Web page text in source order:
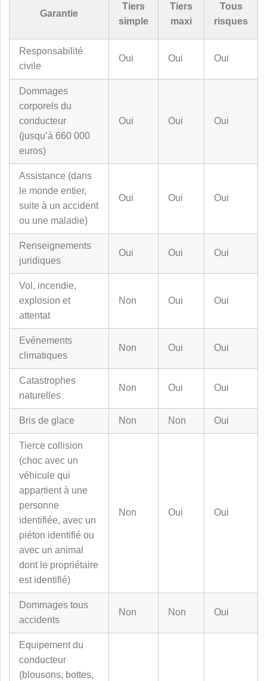
Garantie
Tiers
simple
Tiers
maxi
Tous
risques
Responsabilité
civile
Oui Oui Oui
Dommages
corporels du
conducteur
(jusqu’à 660 000
euros)
Oui Oui Oui
Assistance (dans
le monde entier,
suite à un accident
ou une maladie)
Oui Oui Oui
Renseignements
juridiques
Oui Oui Oui
Vol, incendie,
explosion et
attentat
Non Oui Oui
Evénements
climatiques
Non Oui Oui
Catastrophes
naturelles
Non Oui Oui
Bris de glace Non Non Oui
Tierce collision
(choc avec un
véhicule qui
appartient à une
personne
identifiée, avec un
piéton identifié ou
avec un animal
dont le propriétaire
est identifié)
Non Oui Oui
Dommages tous
accidents
Non Non Oui
Equipement du
conducteur
(blousons, bottes,